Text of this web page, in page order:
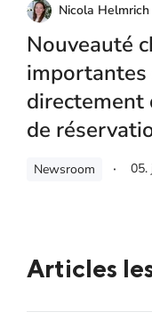
Nicola Helmrich
Nouveauté
importantes
directement
de
Newsroom 05.
Articles